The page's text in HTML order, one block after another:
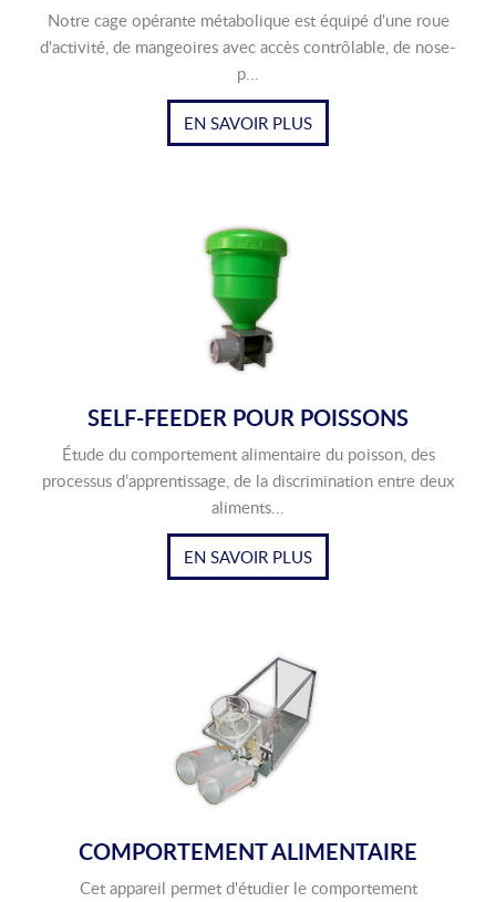
Notre cage opérante métabolique est équipé d'une roue
d'activité, de mangeoires avec accès contrôlable, de nose-
p...
EN SAVOIR PLUS
SELF-FEEDER POUR POISSONS
Étude du comportement alimentaire du poisson, des
processus d’apprentissage, de la discrimination entre deux
aliments...
EN SAVOIR PLUS
COMPORTEMENT ALIMENTAIRE
Cet appareil permet d'étudier le comportement